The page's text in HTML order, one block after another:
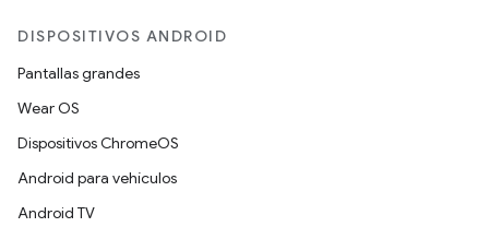
DISPOSITIVOS ANDROID
Pantallas grandes
Wear OS
Dispositivos ChromeOS
Android para vehículos
Android TV